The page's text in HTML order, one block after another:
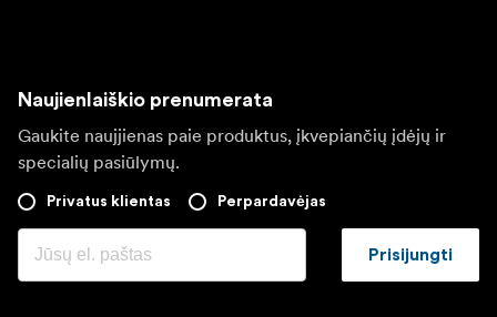
Naujienlaiškio prenumerata
Gaukite naujjienas paie produktus, įkvepiančių įdėjų ir
specialių pasiūlymų.
Privatus klientas Perpardavėjas
Prisijungti